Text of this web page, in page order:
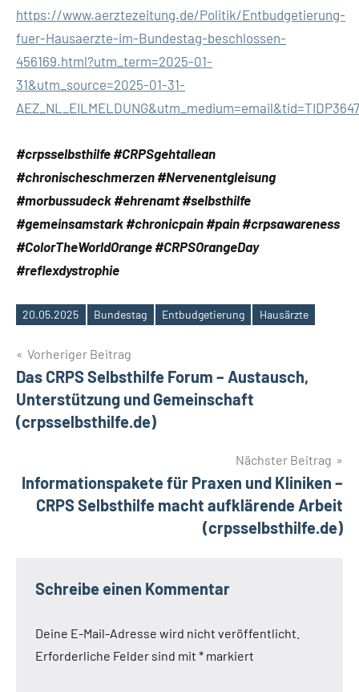
https://www.aerztezeitung.de/Politik/Entbudgetierung-
fuer-Hausaerzte-im-Bundestag-beschlossen-
456169.html?utm_term=2025-01-
31&utm_source=2025-01-31-
#crpsselbsthilfe #CRPSgehtallean
#chronischeschmerzen #Nervenentgleisung
#morbussudeck #ehrenamt #selbsthilfe
#gemeinsamstark #chronicpain #pain #crpsawareness
#ColorTheWorldOrange #CRPSOrangeDay
#reflexdystrophie
Schlagwörter
20.05.2025 Bundestag Entbudgetierung Hausärzte
Beitragsnavigation
Vorheriger Beitrag
Das CRPS Selbsthilfe Forum – Austausch,
Unterstützung und Gemeinschaft
(crpsselbsthilfe.de)
Nächster Beitrag
Informationspakete für Praxen und Kliniken –
CRPS Selbsthilfe macht aufklärende Arbeit
(crpsselbsthilfe.de)
Schreibe einen Kommentar
Deine E-Mail-Adresse wird nicht veröffentlicht.
Erforderliche Felder sind mit * markiert